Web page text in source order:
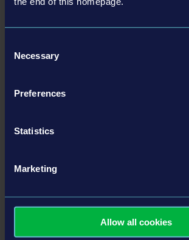
Selection
Necessary
Preferences
Statistics
Marketing
Allow all cookies
추가
Official Website
Twitch
Instagram